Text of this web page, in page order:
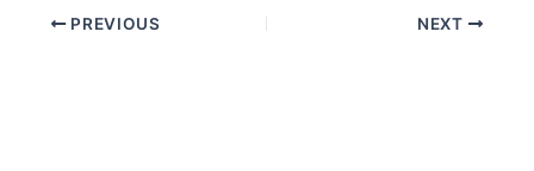
Post PREVIOUS NEXT